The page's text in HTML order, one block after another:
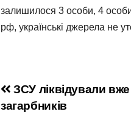
залишилося 3 особи, 4
рф, українські джерела не
Навігація
записів
ЗСУ ліквідували
загарбників